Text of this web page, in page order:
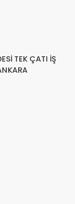
TEK ÇATI İŞ